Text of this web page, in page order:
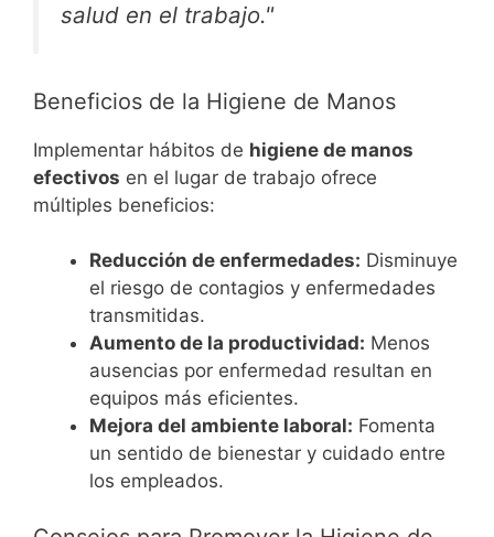
salud en el trabajo."
Beneficios de la Higiene de Manos
Implementar hábitos de higiene de manos
efectivos en el lugar de trabajo ofrece
múltiples beneficios:
Reducción de enfermedades: Disminuye
el riesgo de contagios y enfermedades
transmitidas.
Aumento de la productividad: Menos
ausencias por enfermedad resultan en
equipos más eficientes.
Mejora del ambiente laboral: Fomenta
un sentido de bienestar y cuidado entre
los empleados.